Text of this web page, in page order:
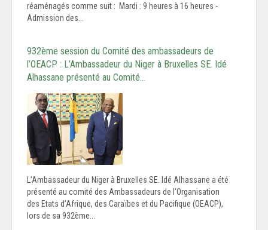
réaménagés comme suit : Mardi : 9 heures à 16 heures -
Admission des...
932ème session du Comité des ambassadeurs de
l’OEACP : L’Ambassadeur du Niger à Bruxelles SE. Idé
Alhassane présenté au Comité…
L’Ambassadeur du Niger à Bruxelles SE. Idé Alhassane a été
présenté au comité des Ambassadeurs de l’Organisation
des Etats d’Afrique, des Caraïbes et du Pacifique (OEACP),
lors de sa 932ème...